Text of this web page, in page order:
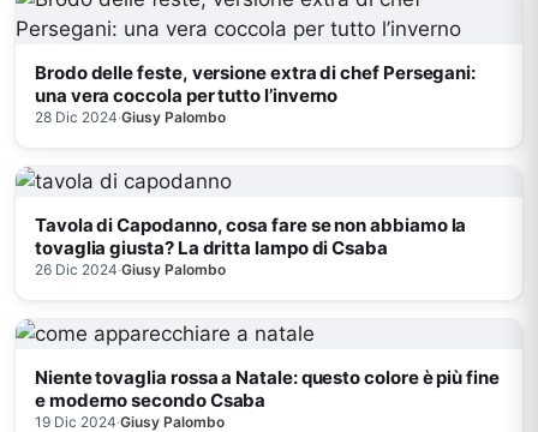
Brodo delle feste, versione extra di chef Persegani:
una vera coccola per tutto l’inverno
28 Dic 2024·Giusy Palombo
Tavola di Capodanno, cosa fare se non abbiamo la
tovaglia giusta? La dritta lampo di Csaba
26 Dic 2024·Giusy Palombo
Niente tovaglia rossa a Natale: questo colore è più fine
e moderno secondo Csaba
19 Dic 2024·Giusy Palombo